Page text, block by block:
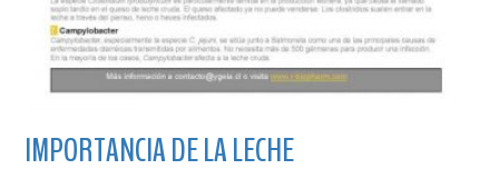
IMPORTANCIA DE LA LECHE